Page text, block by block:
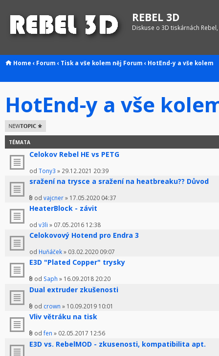
REBEL 3D
Diskuse o 3D tiskárnách
Home ‹ Forum ‹ Tisk a vše kolem něj Forum ‹ HotEnd-y a vše kolem
HotEnd-y a vše
Odeslat nové
téma
TÉMATA
Celokov Rebel HE vs PETG
od Tony3 » 29.12.2021 20:39
sražení na trysce a sražení na heatbreaku?? Důvod
od vajcner» 17.05.2020 04:37
HeaterBlock - závit
od v3li » 07.05.2016 12:38
Celokovový Hotend pro Endra 3
od Huňáček» 03.02.2020 09:07
E3D "Plated Copper" trysky
od Saph » 16.09.2018 20:20
Dual extruder zkušenosti
od crown » 10.09.2019 10:01
Vliv větráku na tisk
od fen » 02.05.2017 12:56
E3D vs. RebelMOD - zkusenosti, kompatibilita apt.